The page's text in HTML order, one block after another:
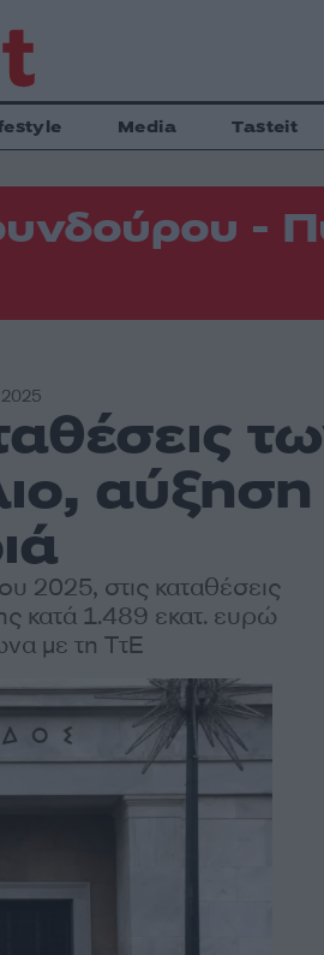
Media Tasteit
-
2025, στις καταθέσεις
κατά 1.489 εκατ. ευρώ
με τη ΤτΕ